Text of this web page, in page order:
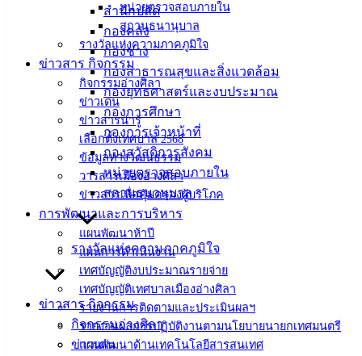
หน่วยตรวจสอบภายใน
สถานธนานุบาล
รางวัลแห่งความภาคภูมิใจ
ข่าวสาร กิจกรรม
กิจกรรมอ่างศิลา
ข่าวเด่น
ข่าวสารน่ารู้
เลือกตั้งเทศบาล 2568
ข้อมูลทางวัฒนธรรม
วารสารเมืองอ่างศิลา
ข่าวสารเพื่อคุ้มครองผู้บริโภค
การพัฒนาและการบริหาร
แผนพัฒนาห้าปี
แผนการดำเนินงาน
เทศบัญญัติงบประมาณรายจ่าย
เทศบัญญัติเทศบาลเมืองอ่างศิลา
รายงานการติดตามและประเมินผลฯ
รายงานผลการปฏิบัติงานตามนโยบายนายกเทศมนตรี
แผนพัฒนาด้านเทคโนโลยีสารสนเทศ
สำนักปลัด
กองคลัง
กองช่าง
กองสาธารณสุขและสิ่งแวดล้อม
กองยุทธศาสตร์และงบประมาณ
กองการศึกษา
กองการเจ้าหน้าที่
กองสวัสดิการสังคม
หน่วยตรวจสอบภายใน
สถานธนานุบาล
รางวัลแห่งความภาคภูมิใจ
ข่าวสาร กิจกรรม
กิจกรรมอ่างศิลา
ข่าวเด่น
เมืองอ่าง
สำนักงาน
เทศบาลเมือง
อ่างศิลา 90/338
ม.3 ต.เสม็ด
อ.เมือง จ.ชลบุรี
038-
142-100-104
บริการ